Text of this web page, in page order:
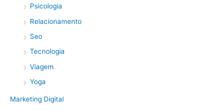
Psicologia
Relacionamento
Seo
Tecnologia
Viagem
Yoga
Marketing Digital